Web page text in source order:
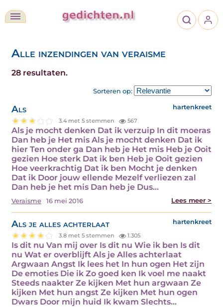
Alle inzendingen van veraisme
28 resultaten.
Sorteren op:
Als hartenkreet
3.4 met 5 stemmen 567
Als je mocht denken Dat ik verzuip In dit moeras
Dan heb je Het mis Als je mocht denken Dat ik
hier Ten onder ga Dan heb je Het mis Heb je Ooit
gezien Hoe sterk Dat ik ben Heb je Ooit gezien
Hoe veerkrachtig Dat ik ben Mocht je denken
Dat ik Door jouw ellende Mezelf verliezen zal
Dan heb je het mis Dan heb je Dus…
Veraisme 16 mei 2016 Lees meer >
Als je alles achterlaat hartenkreet
3.8 met 5 stemmen 1.305
Is dit nu Van mij over Is dit nu Wie ik ben Is dit
nu Wat er overblijft Als je Alles achterlaat
Argwaan Angst Ik lees het In hun ogen Het zijn
De emoties Die ik Zo goed ken Ik voel me naakt
Steeds naakter Ze kijken Met hun argwaan Ze
kijken Met hun angst Ze kijken Met hun ogen
Dwars Door mijn huid Ik kwam Slechts…